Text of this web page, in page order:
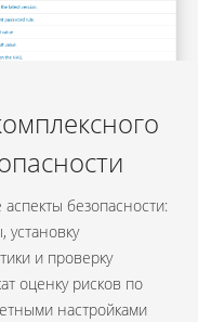
безопасности:
установку
и проверку
оценку рисков по
настройками